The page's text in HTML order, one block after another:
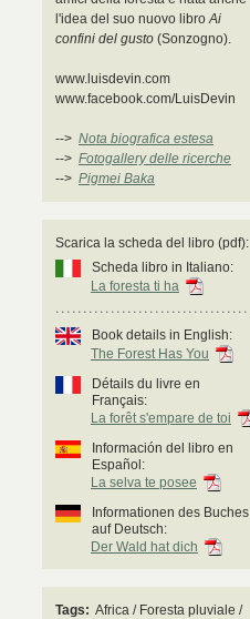
l'idea del suo nuovo libroAi
confini del gusto (Sonzogno).
www.luisdevin.com
www.facebook.com/LuisDevin
--> Nota biografica estesa
--> Fotogallery delle ricerche
--> Pigmei Baka
Scarica la scheda del libro (pdf):
Scheda libro in Italiano:
La foresta ti ha
Book details in English:
The Forest Has You
Détails du livre en
Français:
La forêt s'empare de toi
Información del libro en
Español:
La selva te posee
Informationen des Buches
auf Deutsch:
Der Wald hat dich
Tags: Africa / Foresta pluviale /